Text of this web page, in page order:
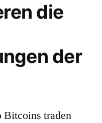
die
der
traden